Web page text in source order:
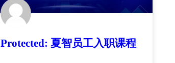
Protected: 夏智员工入职课程